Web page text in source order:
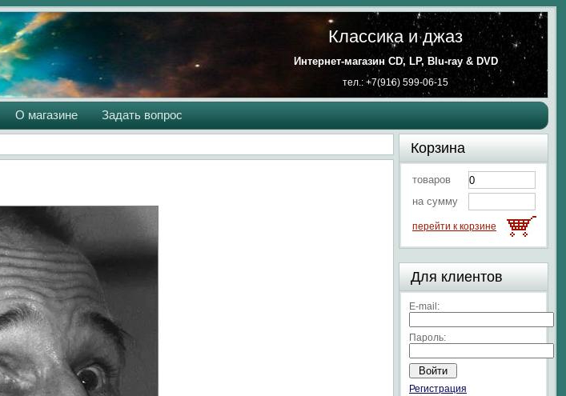
Классика и джаз
Интернет-магазин CD, LP, Blu-ray & DVD
тел.: +7(916) 599-06-15
О магазине Задать вопрос
Корзина
товаров
на сумму
перейти к корзине
Для клиентов
E-mail:
Пароль:
Регистрация